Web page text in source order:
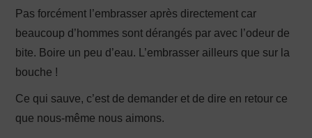
Pas forcément l’embrasser après directement car
beaucoup d’hommes sont dérangés par avec l’odeur de
bite. Boire un peu d’eau. L’embrasser ailleurs que sur la
bouche !
Ce qui sauve, c’est de demander et de dire en retour ce
que nous-même nous aimons.